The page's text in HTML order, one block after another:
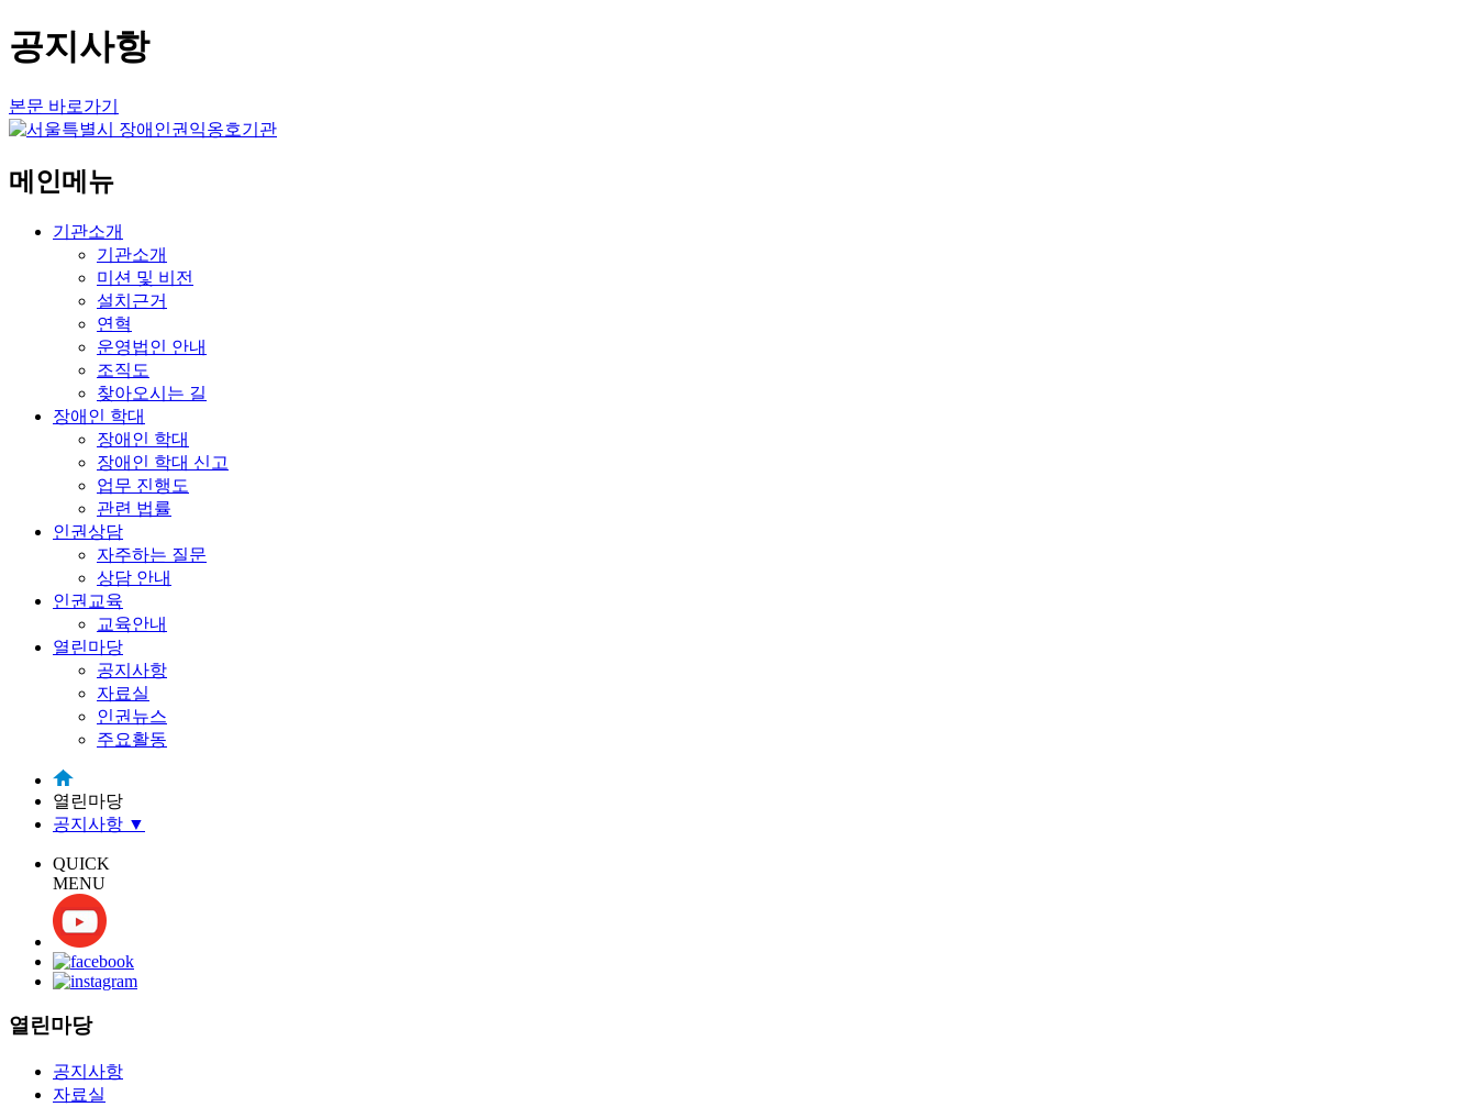
공지사항
본문 바로가기
메인메뉴
기관소개
기관소개
미션 및 비전
설치근거
연혁
운영법인 안내
조직도
찾아오시는 길
장애인 학대
장애인 학대
장애인 학대 신고
업무 진행도
관련 법률
인권상담
자주하는 질문
상담 안내
인권교육
교육안내
열린마당
공지사항
자료실
인권뉴스
주요활동
열린마당
공지사항 ▼
자료실
인권뉴스
주요활동
QUICK
MENU
열린마당
공지사항
자료실